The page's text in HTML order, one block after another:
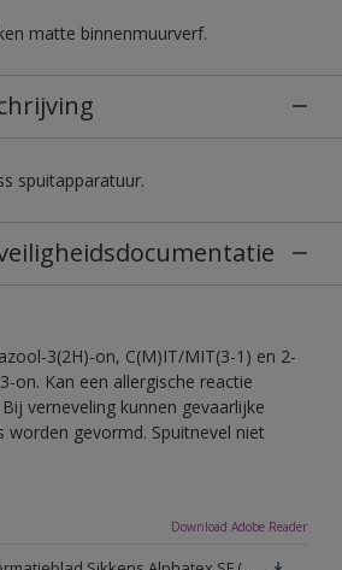
matte binnenmuurverf.
spuitapparatuur.
3(2H)-on, C(M)IT/MIT(3-1) en 2-
on. Kan een allergische reactie
verneveling kunnen gevaarlijke
worden gevormd. Spuitnevel niet
Download Adobe Reader